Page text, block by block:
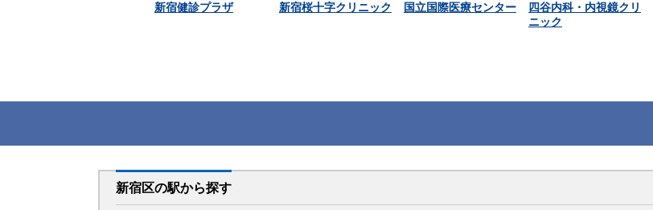
新宿健診プラザ 新宿桜十字クリニック 国立国際医療センター
四谷内科・内視鏡クリ
ニック
新宿区の駅から探す